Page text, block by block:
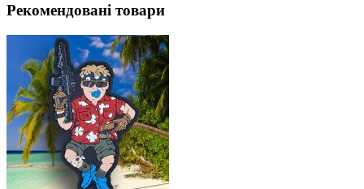
Рекомендовані товари